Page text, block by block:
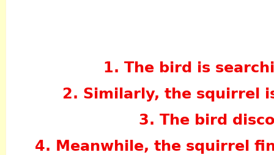
1. The bird is
2. Similarly, the squirrel
3. The bird
4. Meanwhile, the squirrel